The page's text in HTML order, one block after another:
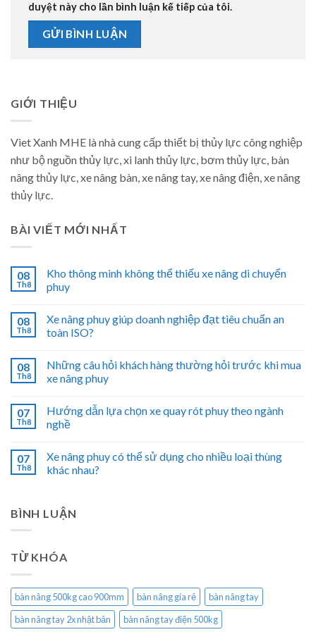
duyệt này cho lần bình luận kế tiếp của tôi.
GIỚI THIỆU
Viet Xanh MHE là nhà cung cấp thiết bị thủy lực công nghiệp
như bộ nguồn thủy lực, xi lanh thủy lực, bơm thủy lực, bàn
nâng thủy lực, xe nâng bàn, xe nâng tay, xe nâng điện, xe nâng
thủy lực.
BÀI VIẾT MỚI NHẤT
08
Th8
Kho thông minh không thể thiếu xe nâng di chuyển
phuy
08
Th8
Xe nâng phuy giúp doanh nghiệp đạt tiêu chuẩn an
toàn ISO?
08
Th8
Những câu hỏi khách hàng thường hỏi trước khi mua
xe nâng phuy
07
Th8
Hướng dẫn lựa chọn xe quay rót phuy theo ngành
nghề
07
Th8
Xe nâng phuy có thể sử dụng cho nhiều loại thùng
khác nhau?
BÌNH LUẬN
TỪ KHÓA
bàn nâng 500kg cao 900mm bàn nâng gía rẻ
bàn nâng tay
bàn nâng tay 2x nhật bản
bàn nâng tay điện 500kg